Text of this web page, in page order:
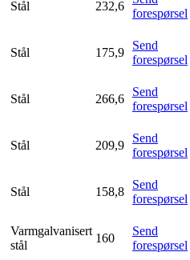
Stål 232,6
forespørsel
Stål 175,9
Send
forespørsel
Stål 266,6
Send
forespørsel
Stål 209,9
Send
forespørsel
Stål 158,8
Send
forespørsel
Varmgalvanisert
stål
160
Send
forespørsel